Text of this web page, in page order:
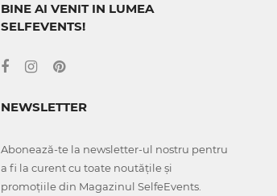
BINE AI VENIT IN LUMEA
SELFEVENTS!
NEWSLETTER
Abonează-te la newsletter-ul nostru pentru
a fi la curent cu toate noutățile și
promoțiile din Magazinul SelfeEvents.